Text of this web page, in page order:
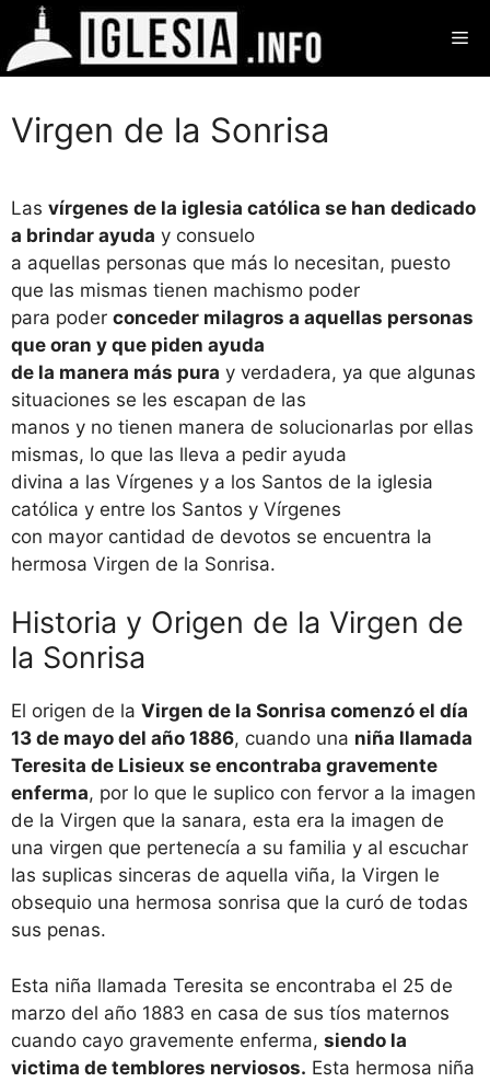
Saltar
contenido
Virgen de la Sonrisa
Las vírgenes de la iglesia católica se han dedicado
a brindar ayuda y consuelo
a aquellas personas que más lo necesitan, puesto
que las mismas tienen machismo poder
para poder conceder milagros a aquellas personas
que oran y que piden ayuda
de la manera más pura y verdadera, ya que algunas
situaciones se les escapan de las
manos y no tienen manera de solucionarlas por ellas
mismas, lo que las lleva a pedir ayuda
divina a las Vírgenes y a los Santos de la iglesia
católica y entre los Santos y Vírgenes
con mayor cantidad de devotos se encuentra la
hermosa Virgen de la Sonrisa.
Historia y Origen de la Virgen de
la Sonrisa
El origen de la Virgen de la Sonrisa comenzó el día
13 de mayo del año 1886, cuando una niña llamada
Teresita de Lisieux se encontraba gravemente
enferma, por lo que le suplico con fervor a la imagen
de la Virgen que la sanara, esta era la imagen de
una virgen que pertenecía a su familia y al escuchar
las suplicas sinceras de aquella viña, la Virgen le
obsequio una hermosa sonrisa que la curó de todas
sus penas.
Esta niña llamada Teresita se encontraba el 25 de
marzo del año 1883 en casa de sus tíos maternos
cuando cayo gravemente enferma, siendo la
victima de temblores nerviosos. Esta hermosa niña